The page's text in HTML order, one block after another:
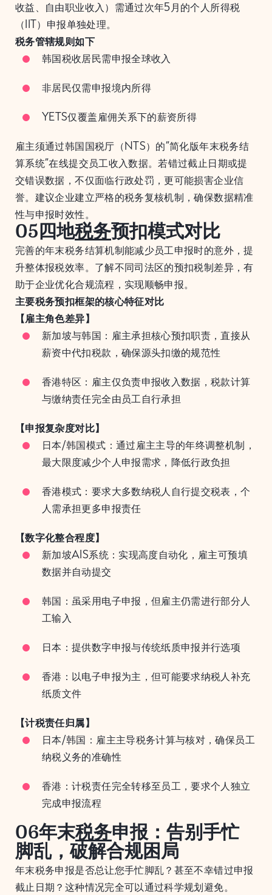
收益、自由职业收入）需通过次年5月的个人所得税
（IIT）申报单独处理。
税务管辖规则如下
韩国税收居民需申报全球收入
非居民仅需申报境内所得
YETS仅覆盖雇佣关系下的薪资所得
雇主须通过韩国国税厅（NTS）的”简化版年末税务结
算系统”在线提交员工收入数据。若错过截止日期或提
交错误数据，不仅面临行政处罚，更可能损害企业信
誉。建议企业建立严格的税务复核机制，确保数据精准
性与申报时效性。
05四地税务预扣模式对比
完善的年末税务结算机制能减少员工申报时的意外，提
升整体报税效率。了解不同司法区的预扣税制差异，有
助于企业优化合规流程，实现顺畅申报。
主要税务预扣框架的核心特征对比
【雇主角色差异】
新加坡与韩国：雇主承担核心预扣职责，直接从
薪资中代扣税款，确保源头扣缴的规范性
香港特区：雇主仅负责申报收入数据，税款计算
与缴纳责任完全由员工自行承担
【申报复杂度对比】
日本/韩国模式：通过雇主主导的年终调整机制，
最大限度减少个人申报需求，降低行政负担
香港模式：要求大多数纳税人自行提交税表，个
人需承担更多申报责任
【数字化整合程度】
新加坡AIS系统：实现高度自动化，雇主可预填
数据并自动提交
韩国：虽采用电子申报，但雇主仍需进行部分人
工输入
日本：提供数字申报与传统纸质申报并行选项
香港：以电子申报为主，但可能要求纳税人补充
纸质文件
【计税责任归属】
日本/韩国：雇主主导税务计算与核对，确保员工
纳税义务的准确性
香港：计税责任完全转移至员工，要求个人独立
完成申报流程
06年末税务申报：告别手忙
脚乱，破解合规困局
年末税务申报是否总让您手忙脚乱？甚至不幸错过申报
截止日期？这种情况完全可以通过科学规划避免。